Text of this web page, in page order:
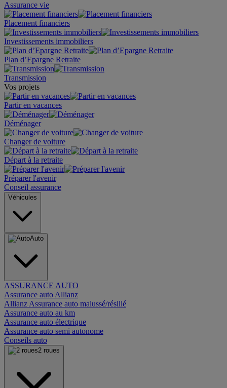
Assurance vie
Placement financiers
Investissements immobiliers
Plan d’Epargne Retraite
Transmission
Vos projets
Partir en vacances
Déménager
Changer de voiture
Départ à la retraite
Préparer l'avenir
Conseil assurance
Véhicules
Auto
ASSURANCE AUTO
Assurance auto Allianz
Allianz Assurance auto malussé/résilié
Assurance auto au km
Assurance auto électrique
Assurance auto semi autonome
Conseils auto
2 roues